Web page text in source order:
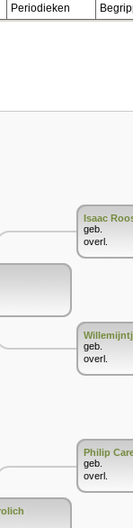
Periodieken
Isaac
geb.
overl.
geb.
overl.
Philip
geb.
overl.